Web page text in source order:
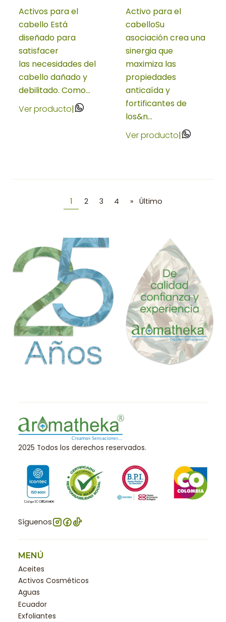
Activos para el
cabello Está
diseñado para
satisfacer
las necesidades del
cabello dañado y
debilitado. Como...
Ver producto|
Activo para el
cabelloSu
asociación crea una
sinergia que
maximiza las
propiedades
anticaída y
fortificantes de
los&n...
Ver producto|
1 2 3 4 » Último
2025 Todos los derechos reservados.
Síguenos
MENÚ
Aceites
Activos Cosméticos
Aguas
Ecuador
Exfoliantes